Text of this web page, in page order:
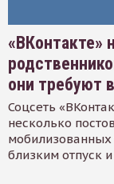
«ВКонтакте»
они требуют
Соцсеть
несколько
близким отпуск